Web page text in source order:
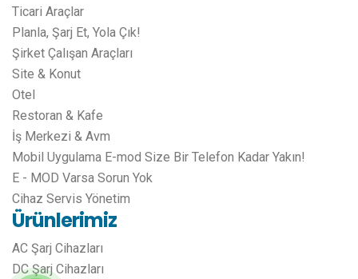
Ticari Araçlar
Planla, Şarj Et, Yola Çık!
Şirket Çalışan Araçları
Site & Konut
Otel
Restoran & Kafe
İş Merkezi & Avm
Mobil Uygulama E-mod Size Bir Telefon Kadar Yakın!
E - MOD Varsa Sorun Yok
Cihaz Servis Yönetim
Ürünlerimiz
AC Şarj Cihazları
DC Şarj Cihazları